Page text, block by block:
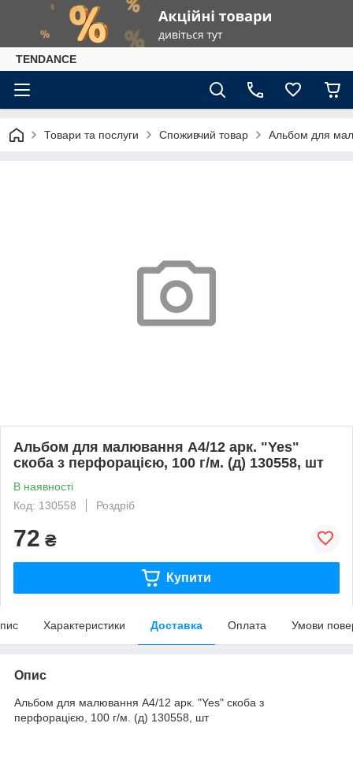
TENDANCE
Товари та послуги Споживчий товар Альбом для
Альбом для малювання А4/12 арк. "Yes"
скоба з перфорацією, 100 г/м. (д) 130558, шт
В наявності
Код: 130558
Роздріб
72 ₴
Купити
Характеристики Доставка Оплата Умови
Опис
Альбом для малювання А4/12 арк. "Yes" скоба з
перфорацією, 100 г/м. (д) 130558, шт